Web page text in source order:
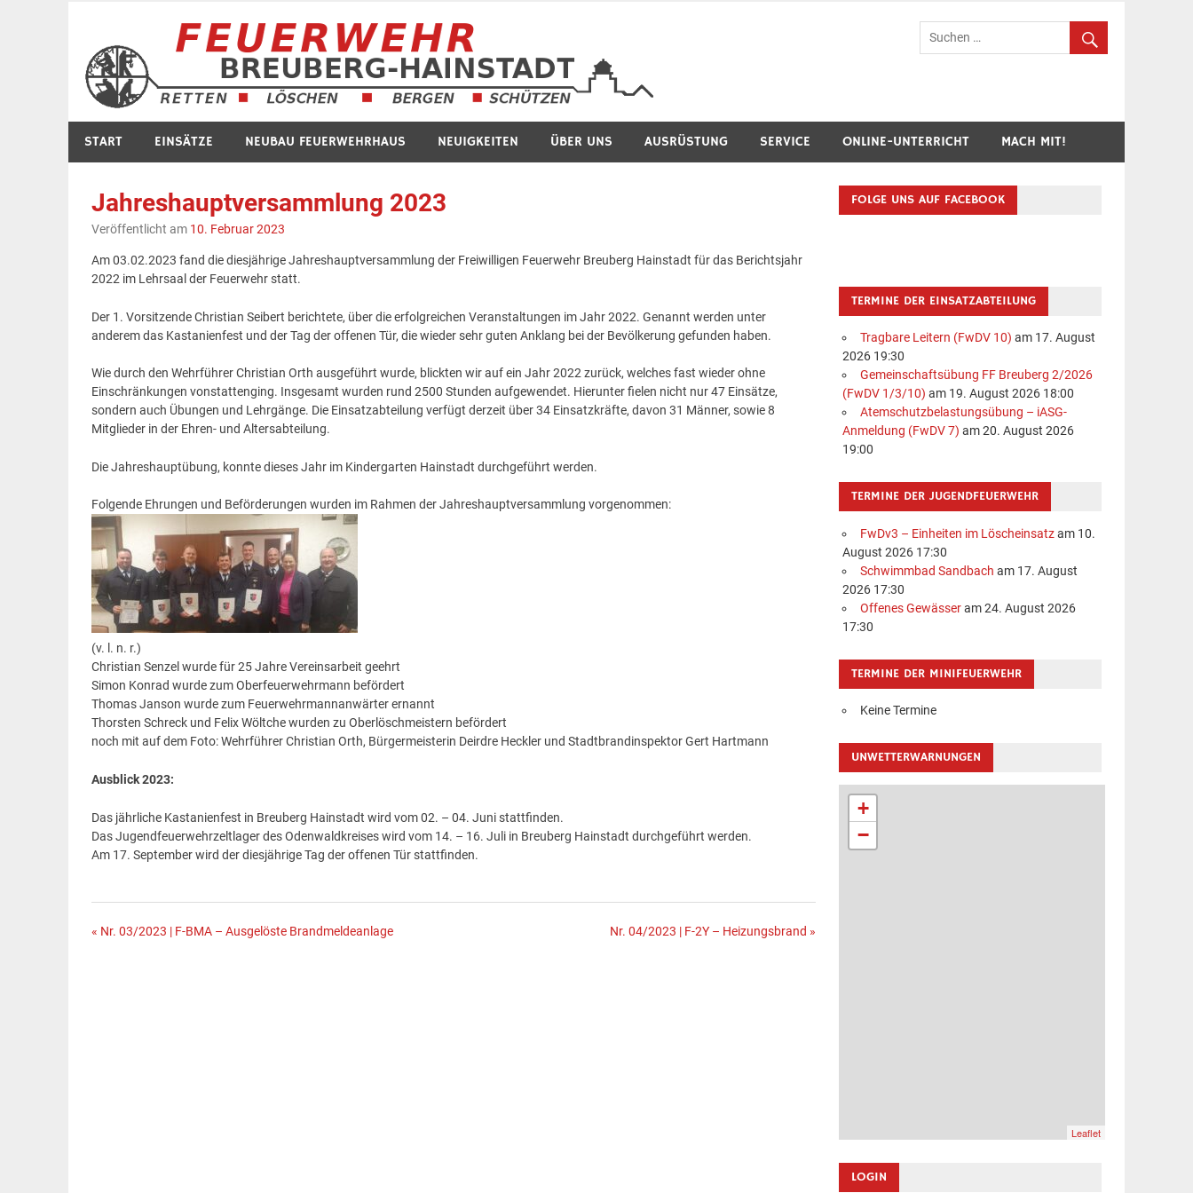
springen
Feuerwehr Breuberg-Hainstadt
START EINSÄTZE NEUBAU FEUERWEHRHAUS NEUIGKEITEN ÜBER UNS AUSRÜSTUNG SERVICE ONLINE-UNTERRICHT MACH MIT!
Jahreshauptversammlung 2023
Veröffentlicht am 10. Februar 2023
Am 03.02.2023 fand die diesjährige Jahreshauptversammlung der Freiwilligen Feuerwehr Breuberg Hainstadt für das Berichtsjahr
2022 im Lehrsaal der Feuerwehr statt.
Der 1. Vorsitzende Christian Seibert berichtete, über die erfolgreichen Veranstaltungen im Jahr 2022. Genannt werden unter
anderem das Kastanienfest und der Tag der offenen Tür, die wieder sehr guten Anklang bei der Bevölkerung gefunden haben.
Wie durch den Wehrführer Christian Orth ausgeführt wurde, blickten wir auf ein Jahr 2022 zurück, welches fast wieder ohne
Einschränkungen vonstattenging. Insgesamt wurden rund 2500 Stunden aufgewendet. Hierunter fielen nicht nur 47 Einsätze,
sondern auch Übungen und Lehrgänge. Die Einsatzabteilung verfügt derzeit über 34 Einsatzkräfte, davon 31 Männer, sowie 8
Mitglieder in der Ehren- und Altersabteilung.
Die Jahreshauptübung, konnte dieses Jahr im Kindergarten Hainstadt durchgeführt werden.
Folgende Ehrungen und Beförderungen wurden im Rahmen der Jahreshauptversammlung vorgenommen:
(v. l. n. r.)
Christian Senzel wurde für 25 Jahre Vereinsarbeit geehrt
Simon Konrad wurde zum Oberfeuerwehrmann befördert
Thomas Janson wurde zum Feuerwehrmannanwärter ernannt
Thorsten Schreck und Felix Wöltche wurden zu Oberlöschmeistern befördert
noch mit auf dem Foto: Wehrführer Christian Orth, Bürgermeisterin Deirdre Heckler und Stadtbrandinspektor Gert Hartmann
Ausblick 2023:
Das jährliche Kastanienfest in Breuberg Hainstadt wird vom 02. – 04. Juni stattfinden.
Das Jugendfeuerwehrzeltlager des Odenwaldkreises wird vom 14. – 16. Juli in Breuberg Hainstadt durchgeführt werden.
Am 17. September wird der diesjährige Tag der offenen Tür stattfinden.
Beitragsnavigation
« Nr. 03/2023 | F-BMA – Ausgelöste Brandmeldeanlage Nr. 04/2023 | F-2Y – Heizungsbrand »
FOLGE UNS AUF FACEBOOK
TERMINE DER EINSATZABTEILUNG
Tragbare Leitern (FwDV 10) am 17. August
2026 19:30
Gemeinschaftsübung FF Breuberg 2/2026
(FwDV 1/3/10) am 19. August 2026 18:00
Atemschutzbelastungsübung – iASG-
Anmeldung (FwDV 7) am 20. August 2026
19:00
TERMINE DER JUGENDFEUERWEHR
FwDv3 – Einheiten im Löscheinsatzam 10.
August 2026 17:30
Schwimmbad Sandbach am 17. August
2026 17:30
Offenes Gewässeram 24. August 2026
17:30
TERMINE DER MINIFEUERWEHR
Keine Termine
UNWETTERWARNUNGEN
+
−
Leaflet
LOGIN